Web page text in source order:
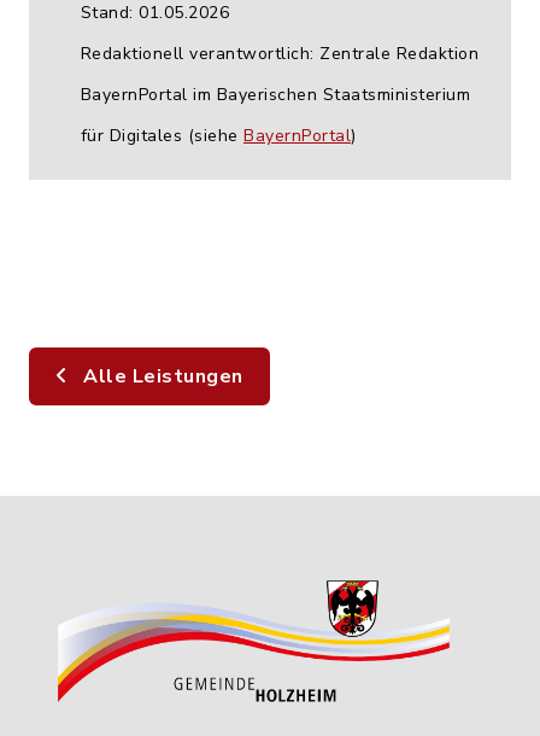
Stand: 01.05.2026
Redaktionell verantwortlich: Zentrale Redaktion
BayernPortal im Bayerischen Staatsministerium
für Digitales (siehe BayernPortal)
Alle Leistungen